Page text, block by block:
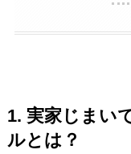
1. 実家じまい
ルとは？